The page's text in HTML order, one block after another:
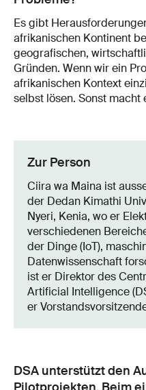
Es gibt
afrikanischen Kontinent
geografischen,
Gründen. Wenn wir ein
afrikanischen Kontext
selbst lösen. Sonst macht
Zur Person
Ciira wa Maina ist
der Dedan Kimathi
Nyeri, Kenia, wo er
verschiedenen
der Dinge (IoT),
Datenwissenschaft
ist er Direktor des
Artificial Intelligence
er
DSA unterstützt den